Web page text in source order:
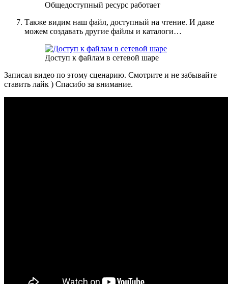
Общедоступный ресурс работает
Также видим наш файл, доступный на чтение. И даже
можем создавать другие файлы и каталоги…
Доступ к файлам в сетевой шаре
Записал видео по этому сценарию. Смотрите и не забывайте
ставить лайк ) Спасибо за внимание.